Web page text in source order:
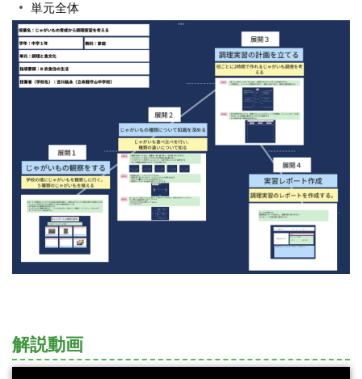
単元全体
解説動画